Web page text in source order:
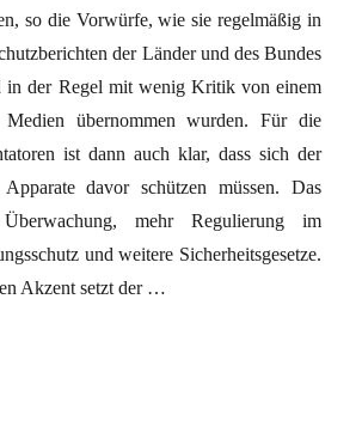
so die Vorwürfe, wie sie regelmäßig in
der Länder und des Bundes
in der Regel mit wenig Kritik von einem
übernommen wurden. Für die
ist dann auch klar, dass sich der
davor schützen müssen. Das
mehr Regulierung im
und weitere Sicherheitsgesetze.
Akzent setzt der …
vom Staat und seinen Organen bedroht